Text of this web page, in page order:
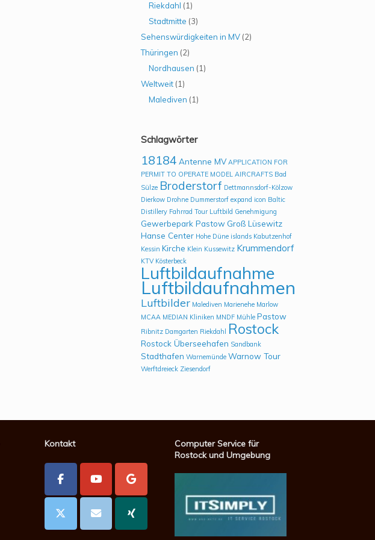
Riekdahl (1)
Stadtmitte (3)
Sehenswürdigkeiten in MV (2)
Thüringen (2)
Nordhausen (1)
Weltweit (1)
Malediven (1)
Schlagwörter
18184 Antenne MV APPLICATION FOR
PERMIT TO OPERATE MODEL AIRCRAFTS Bad
Sülze Broderstorf Dettmannsdorf-Kölzow
Dierkow Drohne Dummerstorf expand icon Baltic
Distillery Fahrrad Tour Luftbild Genehmigung
Gewerbepark Pastow Groß Lüsewitz
Hanse Center Hohe Düne islands Kabutzenhof
Kessin Kirche Klein Kussewitz Krummendorf
KTV Kösterbeck
Luftbildaufnahme
Luftbildaufnahmen
Luftbilder Malediven Marienehe Marlow
MCAA MEDIAN Kliniken MNDF Mühle Pastow
Ribnitz Damgarten Riekdahl Rostock
Rostock Überseehafen Sandbank
Stadthafen Warnemünde Warnow Tour
Werftdreieck Ziesendorf
Kontakt
Computer Service für
Rostock und Umgebung